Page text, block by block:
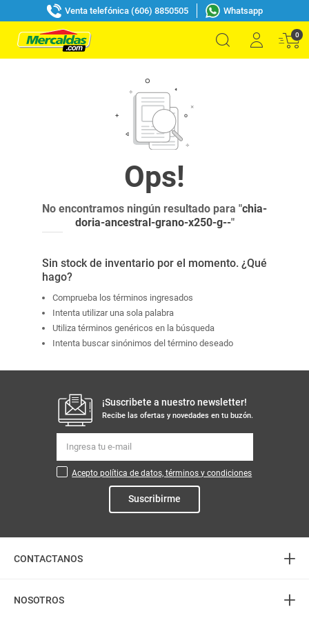
Venta telefónica (606) 8850505 Whatsapp
0
No encontramos ningún resultado para "chia-
doria-ancestral-grano-x250-g--"
Sin stock de inventario por el momento. ¿Qué
hago?
Comprueba los términos ingresados
Intenta utilizar una sola palabra
Utiliza términos genéricos en la búsqueda
Intenta buscar sinónimos del término deseado
¡Suscribete a nuestro newsletter!
Recibe las ofertas y novedades en tu buzón.
Acepto política de datos, términos y condiciones
Suscribirme
CONTACTANOS +
Atención telefónica
NOSOTROS +